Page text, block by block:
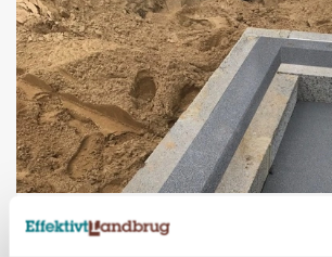
Fra mark til mur: Byggeriet kan